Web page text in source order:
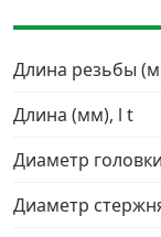
Грузовой
Кронштейны
Метрический
Длина резьбы
Длина (мм), l t
Диаметр
Диаметр